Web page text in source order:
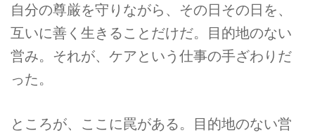
自分の尊厳を守りながら、その日その日を、
互いに善く生きることだけだ。目的地のない
営み。それが、ケアという仕事の手ざわりだ
った。
ところが、ここに罠がある。目的地のない営